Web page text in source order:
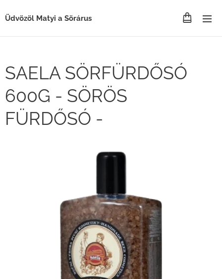
Üdvözöl Matyi a Sörárus
SAELA SÖRFÜRDŐSÓ
600G - SÖRÖS
FÜRDŐSÓ -